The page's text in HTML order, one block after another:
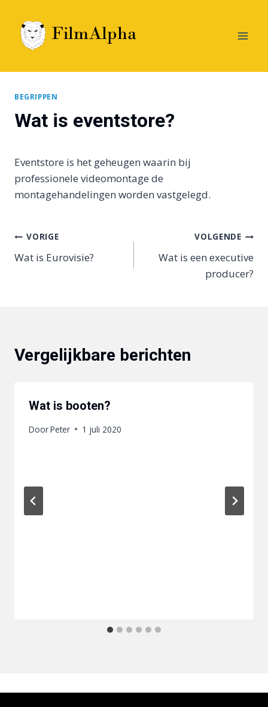
inhoud
BEGRIPPEN
Wat is eventstore?
Eventstore is het geheugen waarin bij
professionele videomontage de
montagehandelingen worden vastgelegd.
Bericht
navigatie
VORIGE
Wat is Eurovisie?
VOLGENDE
Wat is een executive
producer?
Vergelijkbare berichten
Wat is booten?
DoorPeter 1 juli 2020